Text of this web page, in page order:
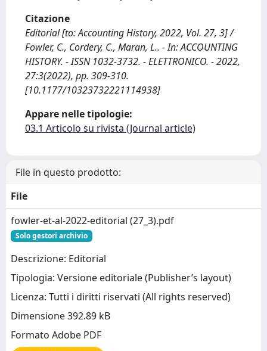
Citazione
Editorial [to: Accounting History, 2022, Vol. 27, 3] /
Fowler, C., Cordery, C., Maran, L.. - In: ACCOUNTING
HISTORY. - ISSN 1032-3732. - ELETTRONICO. - 2022,
27:3(2022), pp. 309-310.
[10.1177/10323732221114938]
Appare nelle tipologie:
03.1 Articolo su rivista (Journal article)
File in questo prodotto:
File
fowler-et-al-2022-editorial (27_3).pdf
Solo gestori archivio
Descrizione: Editorial
Tipologia: Versione editoriale (Publisher’s layout)
Licenza: Tutti i diritti riservati (All rights reserved)
Dimensione 392.89 kB
Formato Adobe PDF